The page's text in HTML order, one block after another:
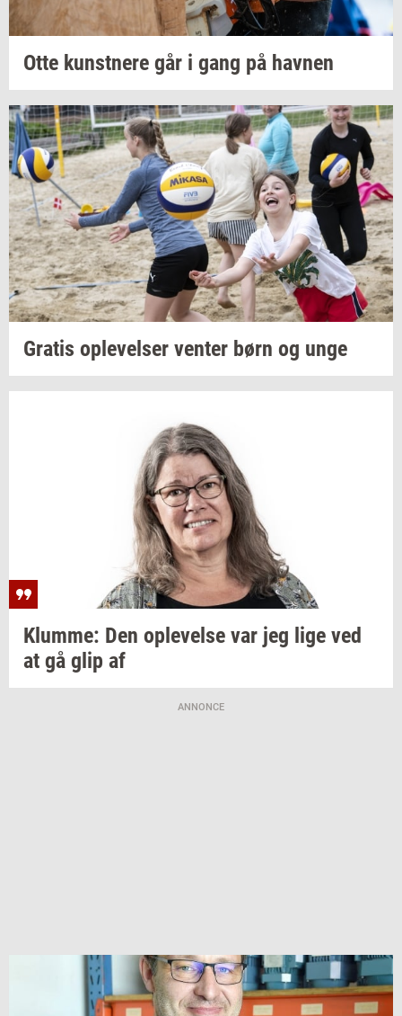
Otte kunst­ne­re går i gang på hav­nen
Gra­tis op­le­vel­ser ven­ter børn og unge
Klum­me: Den op­le­vel­se var jeg lige ved
at gå glip af
ANNONCE